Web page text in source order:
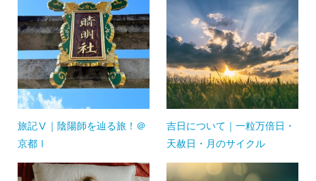
旅記Ⅴ｜陰陽師を辿る旅！＠
京都Ⅰ
吉日について｜一粒万倍日・
天赦日・月のサイクル